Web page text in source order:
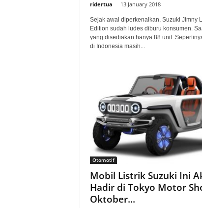
ridertua 13 January 2018
Sejak awal diperkenalkan, Suzuki Jimny
Edition sudah ludes diburu konsumen.
yang disediakan hanya 88 unit.
di Indonesia masih...
Otomotif
Mobil Listrik Suzuki Ini
Hadir di Tokyo Motor
Oktober...